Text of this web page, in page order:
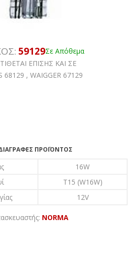
59129Σε Απόθεμα
ΕΠΙΣΗΣ ΚΑΙ ΣΕ
68129 , WAIGGER 67129
ΠΡΟΪΌΝΤΟΣ
16W
T15 (W16W)
12V
NORMA